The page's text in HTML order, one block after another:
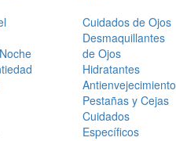
Cuidados de Ojos
Desmaquillantes
de Ojos
Hidratantes
Antienvejecimiento
Pestañas y Cejas
Cuidados
Específicos